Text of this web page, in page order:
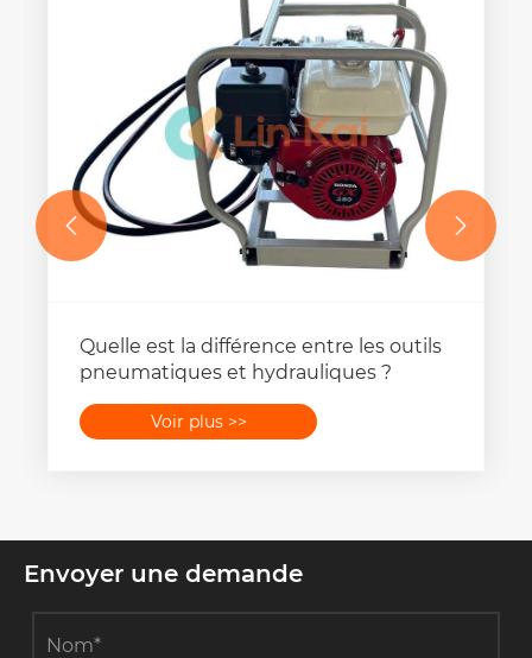
Quelle est la différence entre les outils
pneumatiques et hydrauliques ?
Voir plus >>
 
Envoyer une demande